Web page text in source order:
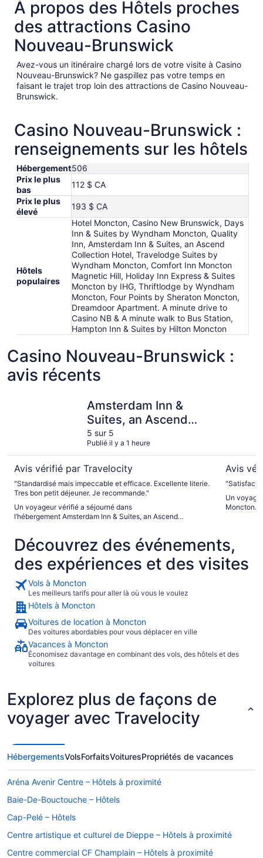
À propos des Hôtels proches
des attractions Casino
Nouveau-Brunswick
Avez-vous un itinéraire chargé lors de votre visite à Casino
Nouveau-Brunswick? Ne gaspillez pas votre temps en
faisant le trajet trop loin des attractions de Casino Nouveau-
Brunswick.
Casino Nouveau-Brunswick :
renseignements sur les hôtels
Hébergement506
Prix le plus
bas
112 $ CA
Prix le plus
élevé
193 $ CA
Hôtels
populaires
Hotel Moncton, Casino New Brunswick, Days
Inn & Suites by Wyndham Moncton, Quality
Inn, Amsterdam Inn & Suites, an Ascend
Collection Hotel, Travelodge Suites by
Wyndham Moncton, Comfort Inn Moncton
Magnetic Hill, Holiday Inn Express & Suites
Moncton by IHG, Thriftlodge by Wyndham
Moncton, Four Points by Sheraton Moncton,
Dreamdoor Apartment. A minute drive to
Casino NB & A minute walk to Bus Station,
Hampton Inn & Suites by Hilton Moncton
Casino Nouveau-Brunswick :
avis récents
Amsterdam Inn &
Suites, an Ascend
Collection Hotel
5 sur 5
Publié il y a 1 heure
Avis vérifié par Travelocity
"Standardisé mais impeccable et efficace. Excellente literie.
Tres bon petit déjeuner. Je recommande."
Un voyageur vérifié a séjourné dans
l’hébergement Amsterdam Inn & Suites, an Ascend
Avis
Un
Moncton.
Découvrez des événements,
des expériences et des visites
Vols à Moncton
Les meilleurs tarifs pour aller là où vous le voulez
Hôtels à Moncton
Voitures de location à Moncton
Des voitures abordables pour vous déplacer en ville
Vacances à Moncton
Économisez davantage en combinant des vols, des hôtels et des
voitures
Explorez plus de façons de
voyager avec Travelocity
HébergementsVolsForfaitsVoituresPropriétés de vacances
Aréna Avenir Centre – Hôtels à proximité
Baie-De-Bouctouche – Hôtels
Cap-Pelé – Hôtels
Centre artistique et culturel de Dieppe – Hôtels à proximité
Centre commercial CF Champlain – Hôtels à proximité